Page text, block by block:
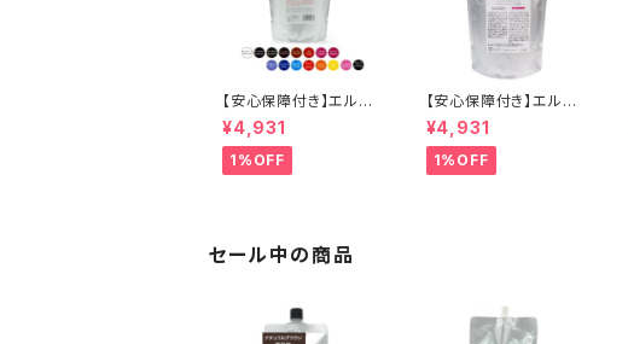
【安心保障付き】エルコ
ス（ELLCOS） キュプア
スカラーバター 700g
【16色から選べる】 トリ
ートメントカラー カラー
ラーバター セラップ 正
規品 正規代理店 送料
¥4,931
1%OFF
【安心保障付き】エルコ
ス（ELLCOS） キュプア
スカラーバター【スカイ
ブルー】 700g トリート
メントカラー カラー剤
¥4,931
1%OFF
セール中の商品